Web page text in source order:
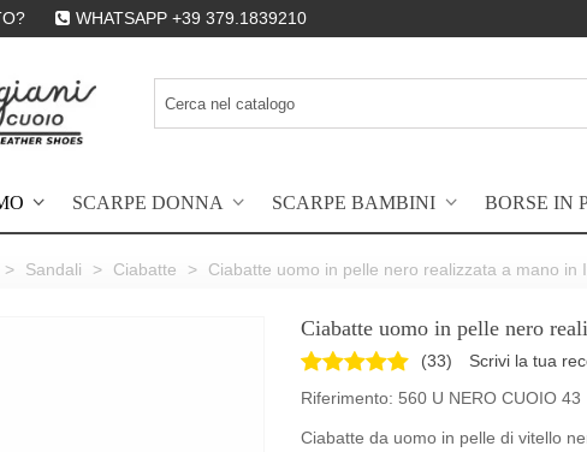
WHATSAPP +39 379.1839210
SCARPE DONNA SCARPE BAMBINI BORSE IN
> Sandali > Ciabatte > Ciabatte uomo in pelle nero realizzata a mano in
Ciabatte uomo in pelle nero
(33)
Scrivi la tua
Riferimento: 560 U NERO CUOIO 43
Ciabatte da uomo in pelle di vitello